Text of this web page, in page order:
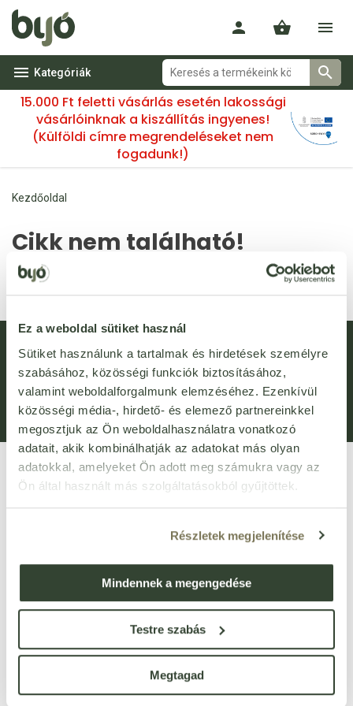
Ez a weboldal sütiket használ
Sütiket használunk a tartalmak és hirdetések személyre
szabásához, közösségi funkciók biztosításához,
valamint weboldalforgalmunk elemzéséhez. Ezenkívül
közösségi média-, hirdető- és elemező partnereinkkel
megosztjuk az Ön weboldalhasználatra vonatkozó
adatait, akik kombinálhatják az adatokat más olyan
adatokkal, amelyeket Ön adott meg számukra vagy az
Ön által használt más szolgáltatásokból gyűjtöttek.
Részletek megjelenítése
Mindennek a megengedése
Testre szabás
Megtagad
Kategóriák
15.000 Ft feletti vásárlás esetén lakossági
vásárlóinknak a kiszállítás ingyenes!
(Külföldi címre megrendeléseket nem
fogadunk!)
Kezdőoldal
Cikk nem található!
A(z) 99227 kóddal rendelkező termék nem található. Lehetséges,
Általános Szerződési Feltételek (ÁSZF) Adatvédelem
Adatkezelési kérelem Panaszkezelési Tájékoztató
Bejelentővédelem Fogyasztói elállás
VIRTUÁLIS SÉTA
-ben
1135 Budapest, Róbert Károly körút 96-100.
Magánszemélyeknek: webshop@bijo.hu